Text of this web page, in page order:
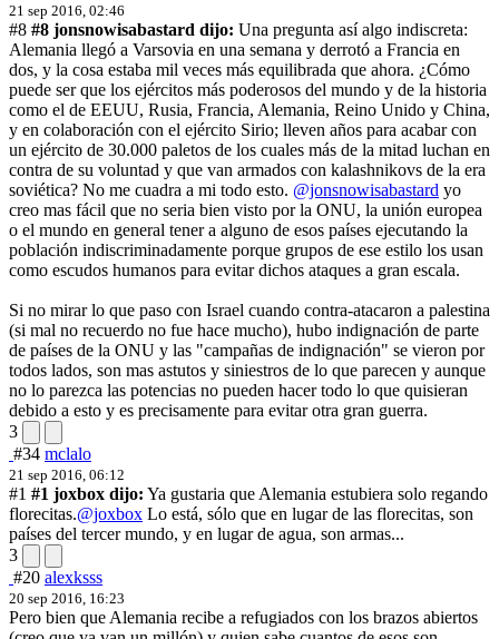
21 sep 2016, 02:46
#8 #8 jonsnowisabastard dijo: Una pregunta así algo indiscreta:
Alemania llegó a Varsovia en una semana y derrotó a Francia en
dos, y la cosa estaba mil veces más equilibrada que ahora. ¿Cómo
puede ser que los ejércitos más poderosos del mundo y de la historia
como el de EEUU, Rusia, Francia, Alemania, Reino Unido y China,
y en colaboración con el ejército Sirio; lleven años para acabar con
un ejército de 30.000 paletos de los cuales más de la mitad luchan en
contra de su voluntad y que van armados con kalashnikovs de la era
soviética? No me cuadra a mi todo esto. @jonsnowisabastard yo
creo mas fácil que no seria bien visto por la ONU, la unión europea
o el mundo en general tener a alguno de esos países ejecutando la
población indiscriminadamente porque grupos de ese estilo los usan
como escudos humanos para evitar dichos ataques a gran escala.
Si no mirar lo que paso con Israel cuando contra-atacaron a palestina
(si mal no recuerdo no fue hace mucho), hubo indignación de parte
de países de la ONU y las "campañas de indignación" se vieron por
todos lados, son mas astutos y siniestros de lo que parecen y aunque
no lo parezca las potencias no pueden hacer todo lo que quisieran
debido a esto y es precisamente para evitar otra gran guerra.
3
#34 mclalo
21 sep 2016, 06:12
#1 #1 joxbox dijo: Ya gustaria que Alemania estubiera solo regando
florecitas.@joxbox Lo está, sólo que en lugar de las florecitas, son
países del tercer mundo, y en lugar de agua, son armas...
3
#20 alexksss
20 sep 2016, 16:23
Pero bien que Alemania recibe a refugiados con los brazos abiertos